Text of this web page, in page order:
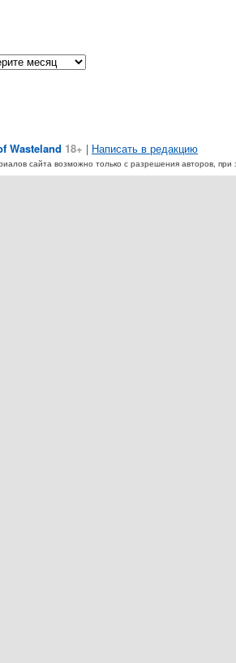
Wasteland 18+ | Написать в редакцию
сайта возможно только с разрешения авторов,